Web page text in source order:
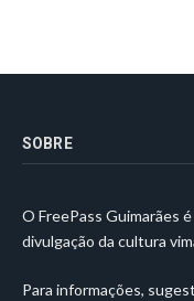
SOBRE
O FreePass Guimarães
divulgação da cultura
Para informações,